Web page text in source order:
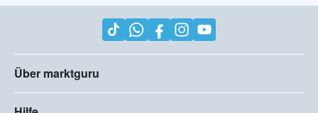
Über marktguru